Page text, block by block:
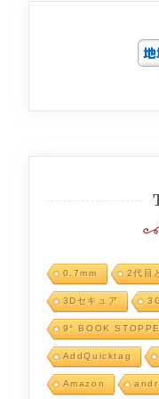
0.7mm 2代目
3Dセキュア
9° BOOK
AddQuicktag
Amazon